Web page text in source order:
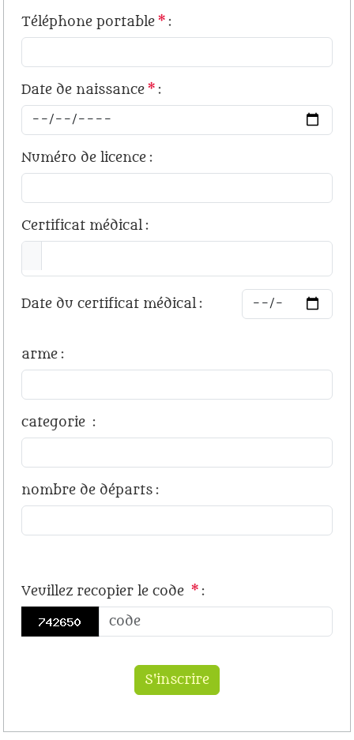
Téléphone portable * :
Date de naissance * :
Numéro de licence :
Certificat médical:
Date du certificat médical:
arme :
categorie :
nombre de départs :
Veuillez recopier le code * :